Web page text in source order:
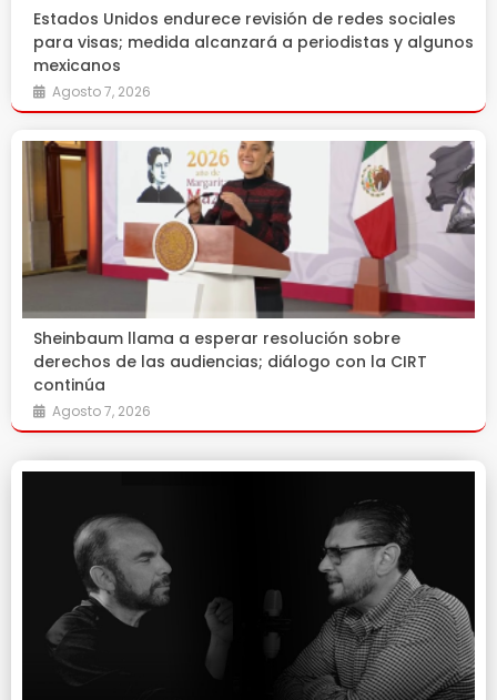
Estados Unidos endurece revisión de redes sociales
para visas; medida alcanzará a periodistas y algunos
mexicanos
Agosto 7, 2026
Sheinbaum llama a esperar resolución sobre
derechos de las audiencias; diálogo con la CIRT
continúa
Agosto 7, 2026